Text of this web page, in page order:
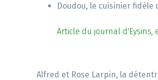
Doudou, le cuisinier fidèle
Article du journal d'Eysins,
Alfred et Rose Larpin, la